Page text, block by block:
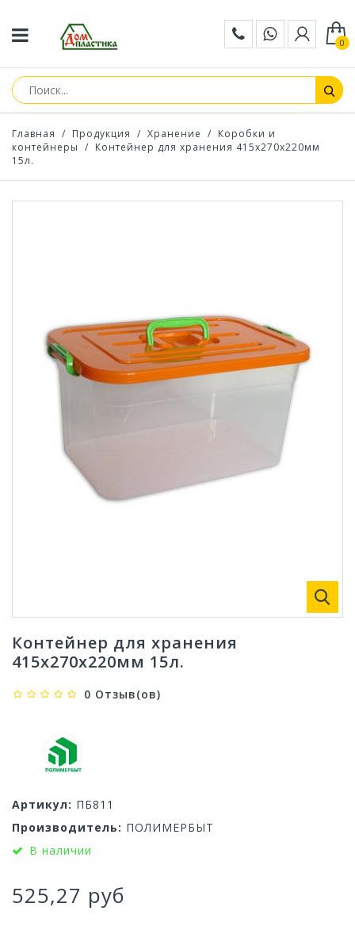
0
Главная / Продукция / Хранение / Коробки и
контейнеры / Контейнер для хранения 415х270х220мм
15л.
Контейнер для хранения
415х270х220мм 15л.
0 Отзыв(ов)
Артикул: ПБ811
Производитель: ПОЛИМЕРБЫТ
В наличии
525,27 руб